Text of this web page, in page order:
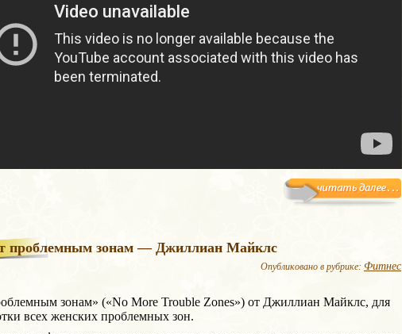
проблемным зонам — Джиллиан Майклс
Опубликовано в рубрике: Фитнес
зонам» («No More Trouble Zones») от Джиллиан Майклс, для
всех женских проблемных зон.